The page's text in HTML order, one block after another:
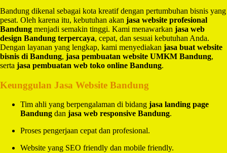
Bandung dikenal sebagai kota kreatif dengan pertumbuhan bisnis yang
pesat. Oleh karena itu, kebutuhan akan jasa website profesional
Bandung menjadi semakin tinggi. Kami menawarkan jasa web
design Bandung terpercaya, cepat, dan sesuai kebutuhan Anda.
Dengan layanan yang lengkap, kami menyediakan jasa buat website
bisnis di Bandung, jasa pembuatan website UMKM Bandung,
serta jasa pembuatan web toko online Bandung.
Keunggulan Jasa Website Bandung
Tim ahli yang berpengalaman di bidang jasa landing page
Bandung dan jasa web responsive Bandung.
Proses pengerjaan cepat dan profesional.
Website yang SEO friendly dan mobile friendly.